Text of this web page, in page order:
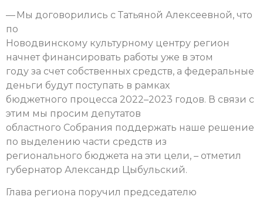
— Мы договорились с Татьяной Алексеевной, что
по
Новодвинскому культурному центру регион
начнет финансировать работы уже в этом
году за счет собственных средств, а федеральные
деньги будут поступать в рамках
бюджетного процесса 2022–2023 годов. В связи с
этим мы просим депутатов
областного Собрания поддержать наше решение
по выделению части средств из
регионального бюджета на эти цели, – отметил
губернатор Александр Цыбульский.
Глава региона поручил председателю